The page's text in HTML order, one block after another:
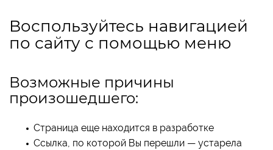
Воспользуйтесь навигацией
по сайту с помощью меню
Возможные причины
произошедшего:
Страница еще находится в разработке
Ссылка, по которой Вы перешли — устарела